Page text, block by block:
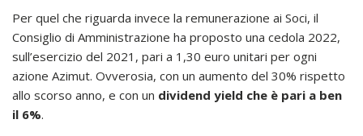
Per quel che riguarda invece la remunerazione ai Soci, il
Consiglio di Amministrazione ha proposto una cedola 2022,
sull’esercizio del 2021, pari a 1,30 euro unitari per ogni
azione Azimut. Ovverosia, con un aumento del 30% rispetto
allo scorso anno, e con un dividend yield che è pari a ben
il 6%.